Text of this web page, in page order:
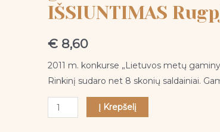
IŠSIUNTIMAS
€ 8,60
2011 m. konkurse „Lietuvos metų
Rinkinį sudaro net 8 skonių saldainiai.
tradicijos",
220
GALIMA
DABAR-
IŠSIUNTIMAS
Rugpjūčio
17/18d
Į Krepšelį